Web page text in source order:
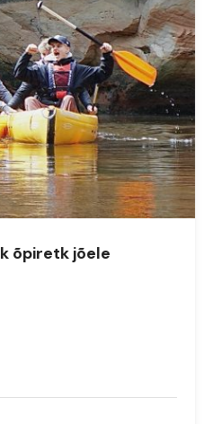
õpiretk jõele